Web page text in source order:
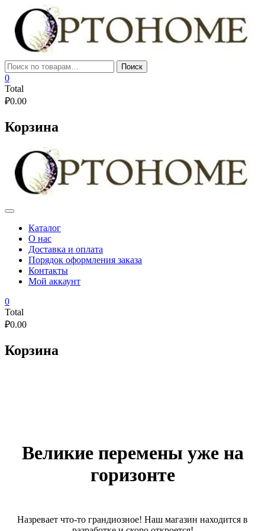
content
Искать: Поиск
0
Total
₽0.00
Корзина
Каталог
О нас
Доставка и оплата
Порядок оформления заказа
Контакты
Мой аккаунт
0
Total
₽0.00
Корзина
Великие перемены уже на
горизонте
Назревает что-то грандиозное! Наш магазин находится в